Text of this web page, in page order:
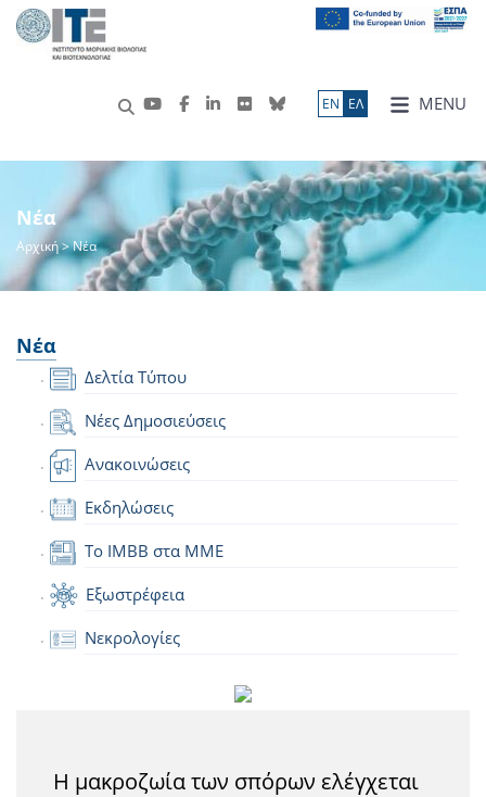
MENU
ΕN ΕΛ
Νέα
Αρχική> Νέα
Νέα
Δελτία Τύπου
Νέες Δημοσιεύσεις
Ανακοινώσεις
Εκδηλώσεις
Το IMBB στα ΜΜΕ
Εξωστρέφεια
Νεκρολογίες
Η μακροζωία των σπόρων ελέγχεται